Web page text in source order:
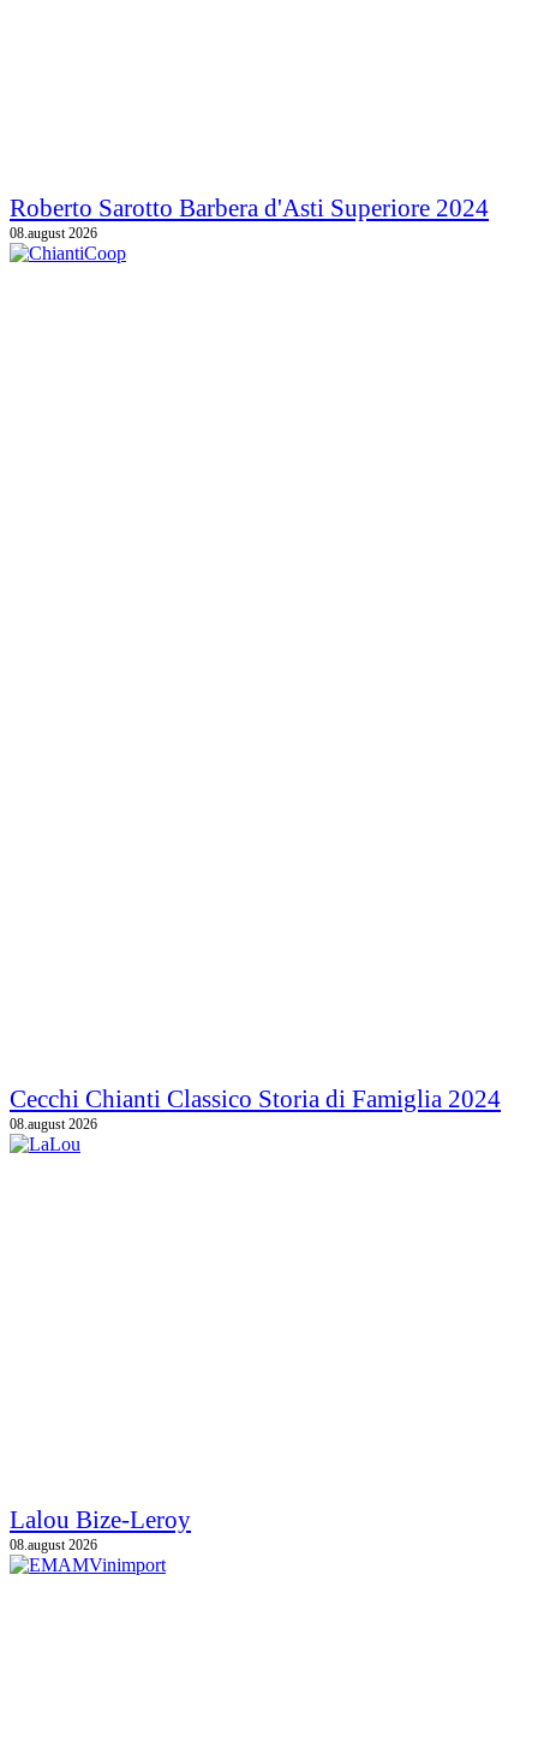
Roberto Sarotto Barbera d'Asti Superiore 2024
08.august 2026
Cecchi Chianti Classico Storia di Famiglia 2024
08.august 2026
Lalou Bize-Leroy
08.august 2026